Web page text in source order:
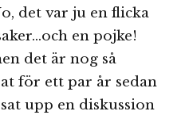
det var ju en flicka
en pojke!
det är nog så
för ett par år sedan
upp en diskussion